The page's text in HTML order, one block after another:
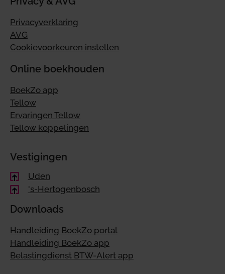
Privacyverklaring
AVG
Cookievoorkeuren instellen
Online boekhouden
BoekZo app
Tellow
Ervaringen Tellow
Tellow koppelingen
Vestigingen
Uden
's-Hertogenbosch
Downloads
Handleiding BoekZo portal
Handleiding BoekZo app
Belastingdienst BTW-Alert app